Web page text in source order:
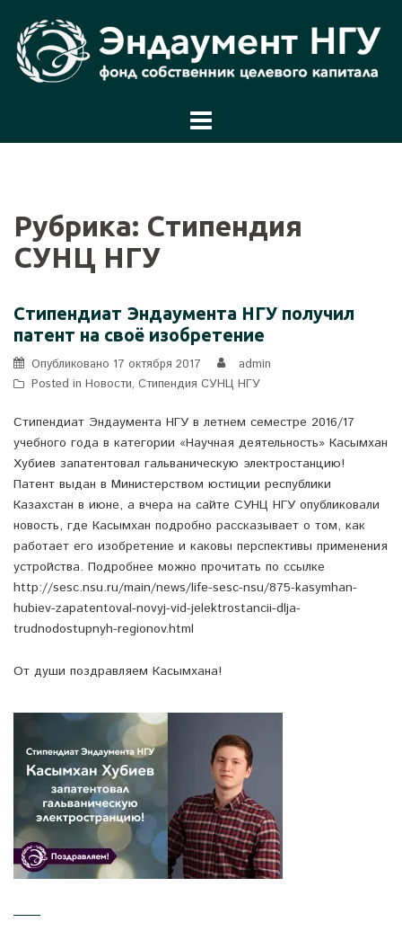
содержимому
Рубрика: Стипендия
СУНЦ НГУ
Стипендиат Эндаумента НГУ получил
патент на своё изобретение
Опубликовано 17 октября 2017
admin
Posted in Новости, Стипендия СУНЦ НГУ
Стипендиат Эндаумента НГУ в летнем семестре 2016/17
учебного года в категории «Научная деятельность» Касымхан
Хубиев запатентовал гальваническую электростанцию!
Патент выдан в Министерством юстиции республики
Казахстан в июне, а вчера на сайте СУНЦ НГУ опубликовали
новость, где Касымхан подробно рассказывает о том, как
работает его изобретение и каковы перспективы применения
устройства. Подробнее можно прочитать по ссылке
http://sesc.nsu.ru/main/news/life-sesc-nsu/875-kasymhan-
hubiev-zapatentoval-novyj-vid-jelektrostancii-dlja-
trudnodostupnyh-regionov.html
От души поздравляем Касымхана!